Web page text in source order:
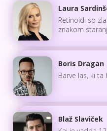
Laura
Retinoidi so
znakom
Boris Dragan
Barve las, ki ta
Blaž Slaviček